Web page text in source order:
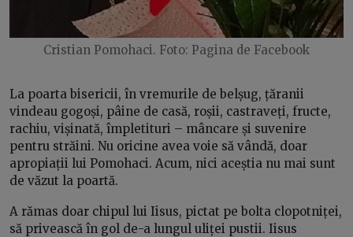
Cristian Pomohaci. Foto: Pagina de Facebook
La poarta bisericii, în vremurile de belșug, țăranii
vindeau gogoși, pâine de casă, roșii, castraveți, fructe,
rachiu, vișinată, împletituri – mâncare și suvenire
pentru străini. Nu oricine avea voie să vândă, doar
apropiații lui Pomohaci. Acum, nici aceștia nu mai sunt
de văzut la poartă.
A rămas doar chipul lui Iisus, pictat pe bolta clopotniței,
să privească în gol de-a lungul uliței pustii. Iisus